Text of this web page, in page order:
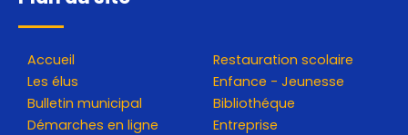
Accueil
Les élus
Bulletin municipal
Démarches en ligne
Restauration scolaire
Enfance - Jeunesse
Bibliothéque
Entreprise